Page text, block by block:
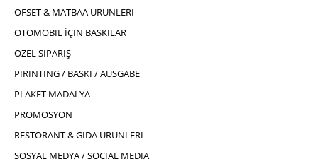
OFSET & MATBAA ÜRÜNLERI
OTOMOBIL İÇIN BASKILAR
ÖZEL SİPARİŞ
PIRINTING / BASKI / AUSGABE
PLAKET MADALYA
PROMOSYON
RESTORANT & GIDA ÜRÜNLERI
SOSYAL MEDYA / SOCIAL MEDIA